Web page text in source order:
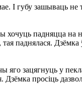
I губу зашываць не
падняцца на
паднялася. Дзёмка
яго зацягнуць у
Дзёмка просіць